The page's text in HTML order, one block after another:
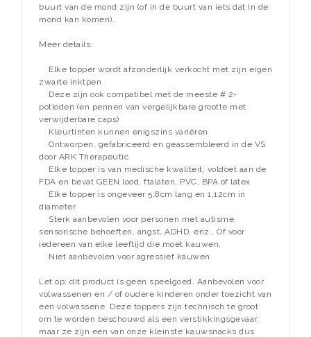
buurt van de mond zijn (of in de buurt van iets dat in de
mond kan komen).
Meer details:
Elke topper wordt afzonderlijk verkocht met zijn eigen
zwarte inktpen
Deze zijn ook compatibel met de meeste # 2-
potloden (en pennen van vergelijkbare grootte met
verwijderbare caps)
Kleurtinten kunnen enigszins variëren
Ontworpen, gefabriceerd en geassembleerd in de VS
door ARK Therapeutic
Elke topper is van medische kwaliteit, voldoet aan de
FDA en bevat GEEN lood, ftalaten, PVC, BPA of latex
Elke topper is ongeveer 5,8cm lang en 1,12cm in
diameter
Sterk aanbevolen voor personen met autisme,
sensorische behoeften, angst, ADHD, enz., Of voor
iedereen van elke leeftijd die moet kauwen.
Niet aanbevolen voor agressief kauwen
Let op: dit product is geen speelgoed. Aanbevolen voor
volwassenen en / of oudere kinderen onder toezicht van
een volwassene. Deze toppers zijn technisch te groot
om te worden beschouwd als een verstikkingsgevaar,
maar ze zijn een van onze kleinste kauwsnacks dus